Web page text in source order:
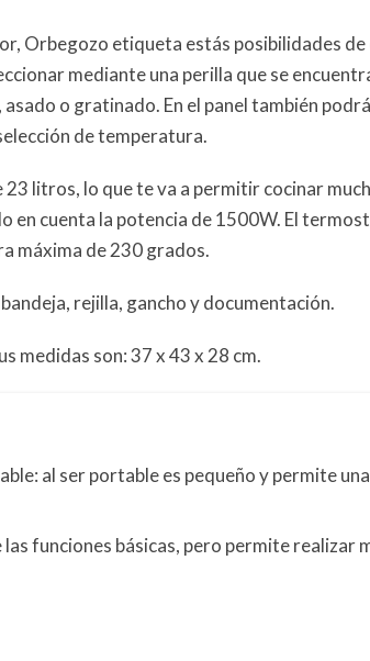
Orbegozo etiqueta estás posibilidades de
mediante una perilla que se
o gratinado. En el panel también
de temperatura.
23 litros, lo que te va a permitir cocinar
en cuenta la potencia de 1500W. El
máxima de 230 grados.
rejilla, gancho y documentación.
medidas son: 37 x 43 x 28 cm.
al ser portable es pequeño y permite
las funciones básicas, pero permite realizar